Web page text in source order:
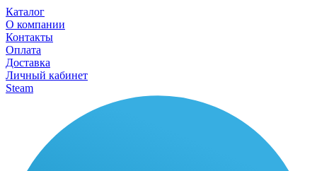
Каталог
О компании
Контакты
Оплата
Доставка
Личный кабинет
Steam